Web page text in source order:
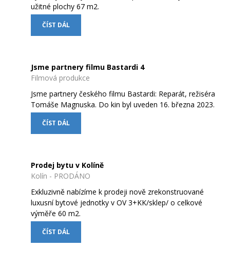
užitné plochy 67 m2.
ČÍST DÁL
Jsme partnery filmu Bastardi 4
Filmová produkce
Jsme partnery českého filmu Bastardi: Reparát, režiséra
Tomáše Magnuska. Do kin byl uveden 16. března 2023.
ČÍST DÁL
Prodej bytu v Kolíně
Kolín - PRODÁNO
Exkluzivně nabízíme k prodeji nově zrekonstruované
luxusní bytové jednotky v OV 3+KK/sklep/ o celkové
výměře 60 m2.
ČÍST DÁL